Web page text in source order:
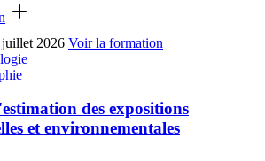
juillet 2026 Voir la formation
des expositions
et environnementales